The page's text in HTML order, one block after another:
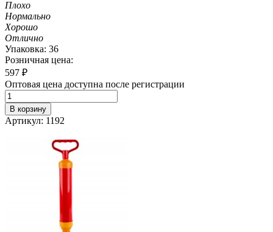
Плохо
Нормально
Хорошо
Отлично
Упаковка: 36
Розничная цена:
597 ₽
Оптовая цена доступна после регистрации
В корзину
Артикул: 1192